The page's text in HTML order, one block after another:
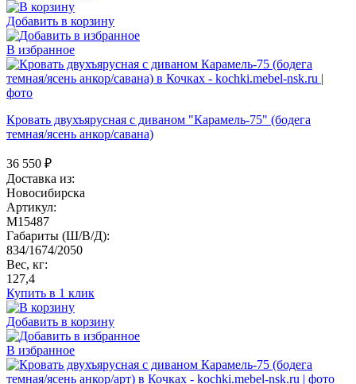
Добавить в корзину
В избранное
Кровать двухъярусная с диваном "Карамель-75" (бодега
темная/ясень анкор/савана)
36 550 ₽
Доставка из:
Новосибирска
Артикул:
M15487
Габариты (Ш/В/Д):
834/1674/2050
Вес, кг:
127,4
Купить в 1 клик
Добавить в корзину
В избранное